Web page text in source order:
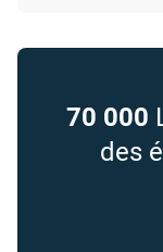
70 000
des